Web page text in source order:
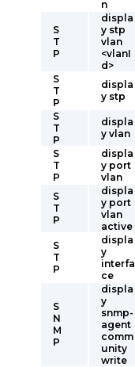
n
S
T
P
displa
y stp
vlan
<vlanI
d>
S
T
P
displa
y stp
S
T
P
displa
y vlan
S
T
P
displa
y port
vlan
S
T
P
displa
y port
vlan
active
S
T
P
displa
y
interfa
ce
S
N
M
P
displa
y
snmp-
agent
comm
unity
write